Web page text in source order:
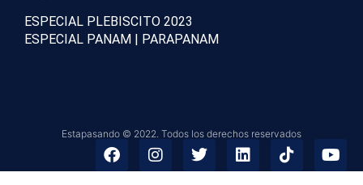
ESPECIAL PLEBISCITO 2023
ESPECIAL PANAM | PARAPANAM
Estapasando © 2022. Todos los derechos reservados